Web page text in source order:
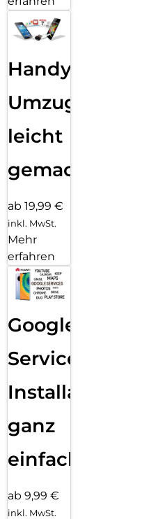
Handy
Umzug
leicht
gemacht!
ab 19,99 €
inkl. MwSt.
Mehr
erfahren
Google
Services
Installation
ganz
einfach
ab 9,99 €
inkl. MwSt.